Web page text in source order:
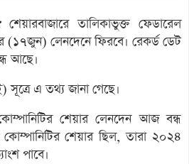
শেয়ারবাজারে তালিকাভুক্ত ফেডারেল
(১৭জুন) লেনদেনে ফিরবে। রেকর্ড ডেট
আছে।
সূত্রে এ তথ্য জানা গেছে।
শেয়ার লেনদেন আজ বন্ধ
শেয়ার ছিল, তারা ২০২৪
পাবে।